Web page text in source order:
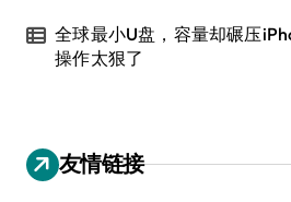
全球最小U盘，容量却碾压
操作太狠了
友情链接